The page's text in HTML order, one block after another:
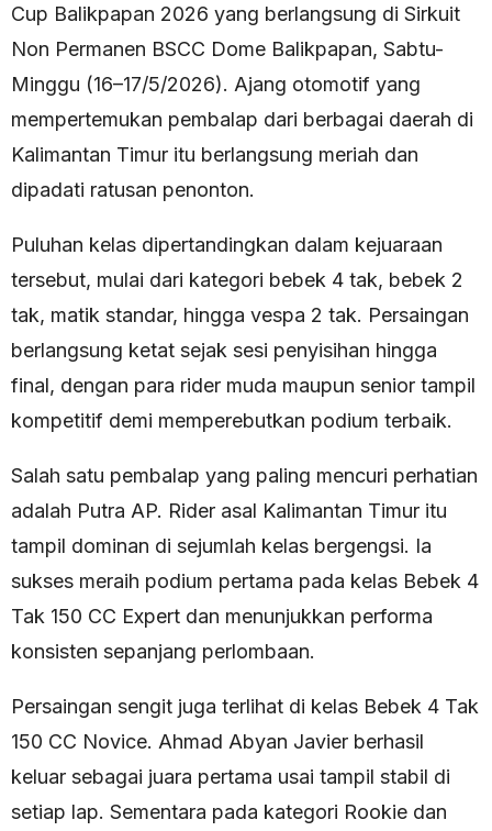
Cup Balikpapan 2026 yang berlangsung di Sirkuit
Non Permanen BSCC Dome Balikpapan, Sabtu-
Minggu (16–17/5/2026). Ajang otomotif yang
mempertemukan pembalap dari berbagai daerah di
Kalimantan Timur itu berlangsung meriah dan
dipadati ratusan penonton.
Puluhan kelas dipertandingkan dalam kejuaraan
tersebut, mulai dari kategori bebek 4 tak, bebek 2
tak, matik standar, hingga vespa 2 tak. Persaingan
berlangsung ketat sejak sesi penyisihan hingga
final, dengan para rider muda maupun senior tampil
kompetitif demi memperebutkan podium terbaik.
Salah satu pembalap yang paling mencuri perhatian
adalah Putra AP. Rider asal Kalimantan Timur itu
tampil dominan di sejumlah kelas bergengsi. Ia
sukses meraih podium pertama pada kelas Bebek 4
Tak 150 CC Expert dan menunjukkan performa
konsisten sepanjang perlombaan.
Persaingan sengit juga terlihat di kelas Bebek 4 Tak
150 CC Novice. Ahmad Abyan Javier berhasil
keluar sebagai juara pertama usai tampil stabil di
setiap lap. Sementara pada kategori Rookie dan